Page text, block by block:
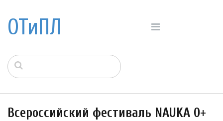
ОТиПЛ
Всероссийский фестиваль NAUKA 0+